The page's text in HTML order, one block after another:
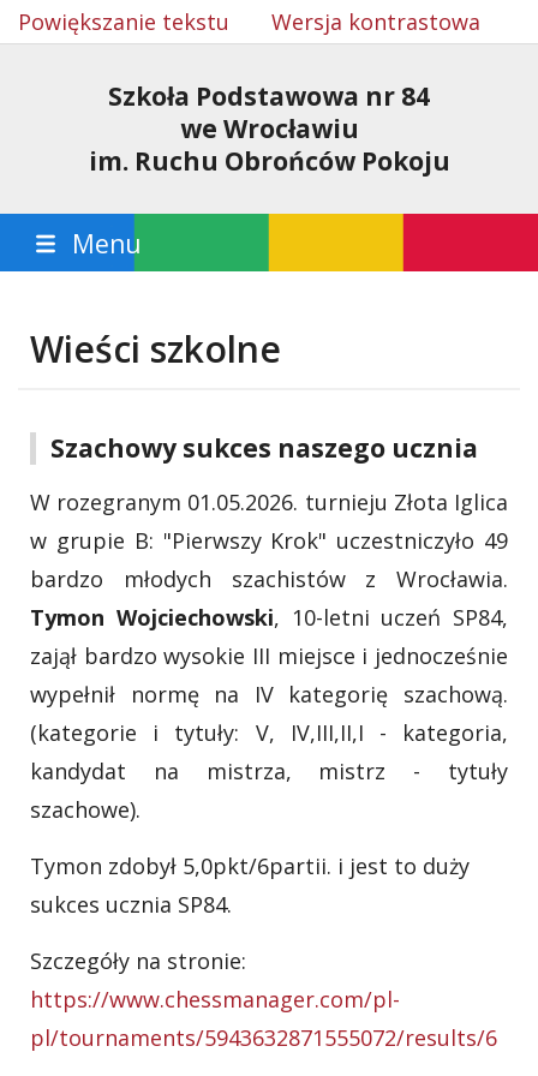
Powiększanie tekstu Wersja kontrastowa
Szkoła Podstawowa nr 84
we Wrocławiu
im. Ruchu Obrońców Pokoju
Menu
Wieści szkolne
Szachowy sukces naszego ucznia
W rozegranym 01.05.2026. turnieju Złota Iglica
w grupie B: "Pierwszy Krok" uczestniczyło 49
bardzo młodych szachistów z Wrocławia.
Tymon Wojciechowski, 10-letni uczeń SP84,
zajął bardzo wysokie III miejsce i jednocześnie
wypełnił normę na IV kategorię szachową.
(kategorie i tytuły: V, IV,III,II,I - kategoria,
kandydat na mistrza, mistrz - tytuły
szachowe).
Tymon zdobył 5,0pkt/6partii. i jest to duży
sukces ucznia SP84.
Szczegóły na stronie:
https://www.chessmanager.com/pl-
pl/tournaments/5943632871555072/results/6